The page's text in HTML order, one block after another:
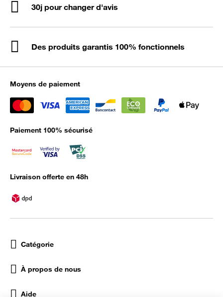
30j pour changer d'avis
Des produits garantis 100% fonctionnels
Moyens de paiement
Paiement 100% sécurisé
Livraison offerte en 48h
Catégorie
À propos de nous
Aide